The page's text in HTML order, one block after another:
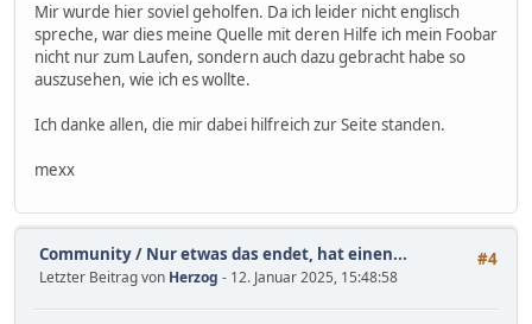
Mir wurde hier soviel geholfen. Da ich leider nicht englisch
spreche, war dies meine Quelle mit deren Hilfe ich mein Foobar
nicht nur zum Laufen, sondern auch dazu gebracht habe so
auszusehen, wie ich es wollte.
Ich danke allen, die mir dabei hilfreich zur Seite standen.
mexx
#4
Community/ Nur etwas das endet, hat einen...
Letzter Beitrag von Herzog - 12. Januar 2025, 15:48:58